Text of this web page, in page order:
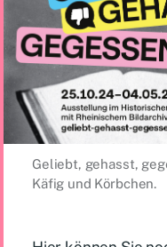
Geliebt, gehasst,
Käfig und Körbchen.